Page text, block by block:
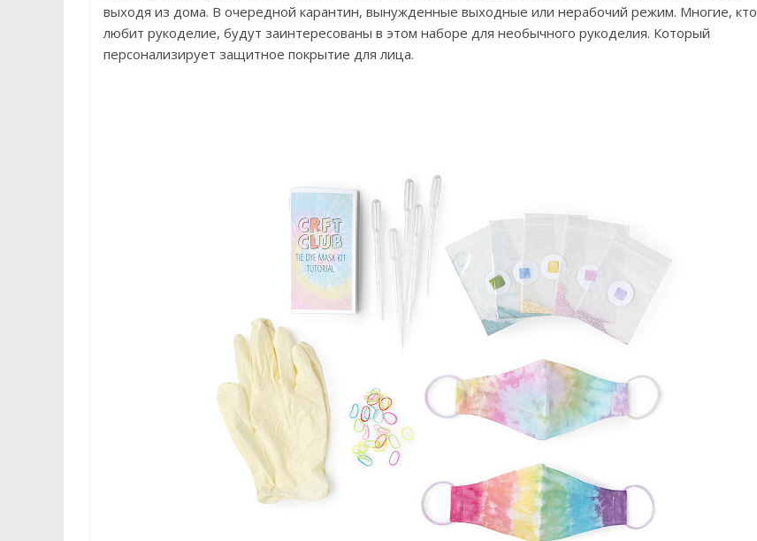
выходя из дома. В очередной карантин, вынужденные выходные или нерабочий режим. Многие, кто
любит рукоделие, будут заинтересованы в этом наборе для необычного рукоделия. Который
персонализирует защитное покрытие для лица.